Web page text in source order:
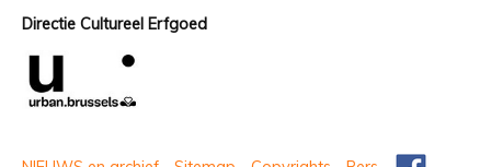
Directie Cultureel Erfgoed